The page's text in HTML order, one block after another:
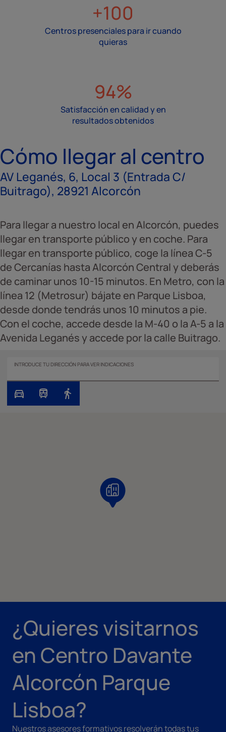
+100
Centros presenciales para ir cuando
quieras
94%
Satisfacción en calidad y en
resultados obtenidos
Cómo llegar al centro
AV Leganés, 6, Local 3 (Entrada C/
Buitrago), 28921 Alcorcón
Para llegar a nuestro local en Alcorcón, puedes
llegar en transporte público y en coche. Para
llegar en transporte público, coge la línea C-5
de Cercanías hasta Alcorcón Central y deberás
de caminar unos 10-15 minutos. En Metro, con la
línea 12 (Metrosur) bájate en Parque Lisboa,
desde donde tendrás unos 10 minutos a pie.
Con el coche, accede desde la M-40 o la A-5 a la
Avenida Leganés y accede por la calle Buitrago.
INTRODUCE TU DIRECCIÓN PARA VER INDICACIONES
¿Quieres visitarnos
en Centro Davante
Alcorcón Parque
Lisboa?
Nuestros asesores formativos resolverán todas tus